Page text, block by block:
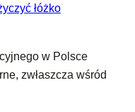
łóżko
w Polsce
zwłaszcza wśród